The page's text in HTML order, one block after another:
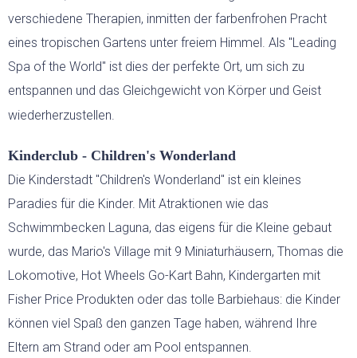
verschiedene Therapien, inmitten der farbenfrohen Pracht
eines tropischen Gartens unter freiem Himmel. Als "Leading
Spa of the World" ist dies der perfekte Ort, um sich zu
entspannen und das Gleichgewicht von Körper und Geist
wiederherzustellen.
Kinderclub - Children's Wonderland
Die Kinderstadt "Children's Wonderland" ist ein kleines
Paradies für die Kinder. Mit Atraktionen wie das
Schwimmbecken Laguna, das eigens für die Kleine gebaut
wurde, das Mario's Village mit 9 Miniaturhäusern, Thomas die
Lokomotive, Hot Wheels Go-Kart Bahn, Kindergarten mit
Fisher Price Produkten oder das tolle Barbiehaus: die Kinder
können viel Spaß den ganzen Tage haben, während Ihre
Eltern am Strand oder am Pool entspannen.